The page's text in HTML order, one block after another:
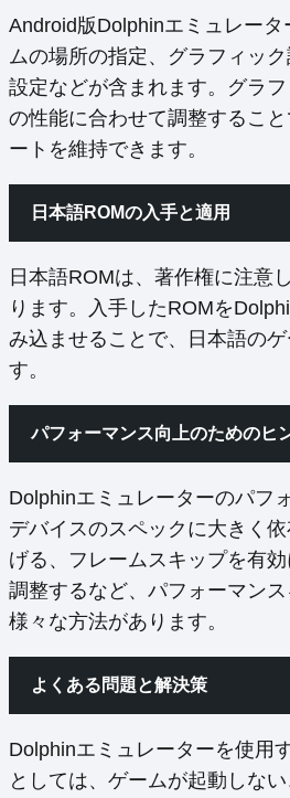
Android版Dolphinエミュレータ
ムの場所の指定、グラフィッ
設定などが含まれます。グラ
の性能に合わせて調整するこ
ートを維持できます。
日本語ROMの入手と適用
日本語ROMは、著作権に注意
ります。入手したROMを
み込ませることで、日本語の
す。
パフォーマンス向上のためのヒ
Dolphinエミュレーターのパフ
デバイスのスペックに大きく
げる、フレームスキップを有
調整するなど、パフォーマン
様々な方法があります。
よくある問題と解決策
Dolphinエミュレーターを使用
としては、ゲームが起動しな